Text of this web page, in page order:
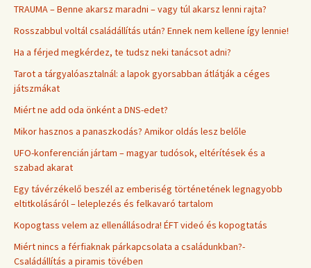
TRAUMA – Benne akarsz maradni – vagy túl akarsz lenni rajta?
Rosszabbul voltál családállítás után? Ennek nem kellene így lennie!
Ha a férjed megkérdez, te tudsz neki tanácsot adni?
Tarot a tárgyalóasztalnál: a lapok gyorsabban átlátják a céges
játszmákat
Miért ne add oda önként a DNS-edet?
Mikor hasznos a panaszkodás? Amikor oldás lesz belőle
UFO-konferencián jártam – magyar tudósok, eltérítések és a
szabad akarat
Egy távérzékelő beszél az emberiség történetének legnagyobb
eltitkolásáról – leleplezés és felkavaró tartalom
Kopogtass velem az ellenállásodra! ÉFT videó és kopogtatás
Miért nincs a férfiaknak párkapcsolata a családunkban?-
Családállítás a piramis tövében